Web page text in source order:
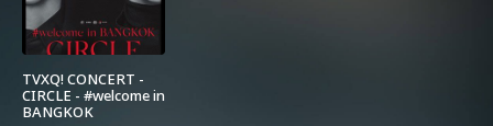
TVXQ! CONCERT -
CIRCLE - #welcome in
BANGKOK